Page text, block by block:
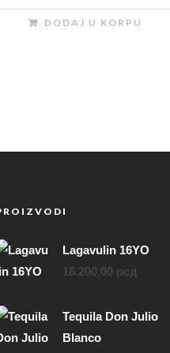
DODAJ U KORPU
Lagavulin 16YO
16.200,00 рсд
Tequila Don Julio
Blanco